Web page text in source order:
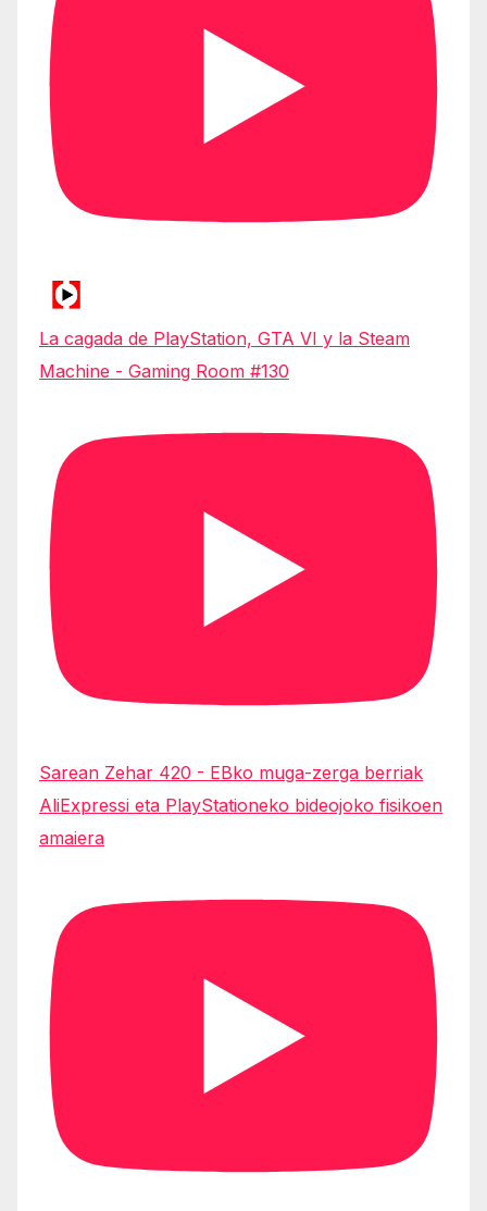
La cagada de PlayStation, GTA VI y la Steam
Machine - Gaming Room #130
Sarean Zehar 420 - EBko muga-zerga berriak
AliExpressi eta PlayStationeko bideojoko fisikoen
amaiera